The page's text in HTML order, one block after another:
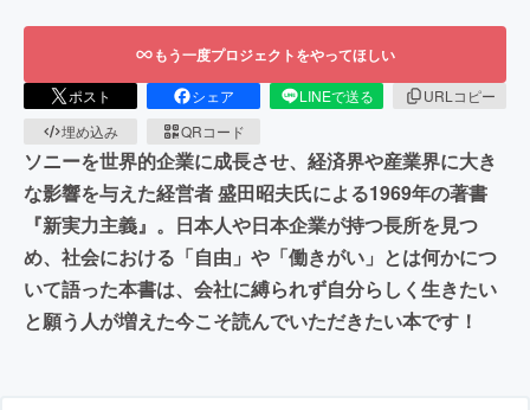
もう一度プロジェクトをやってほしい
ポスト シェア LINEで送る
URLコピー
埋め込み
QRコード
ソニーを世界的企業に成長させ、経済界や産業界に大き
な影響を与えた経営者 盛田昭夫氏による1969年の著書
『新実力主義』。日本人や日本企業が持つ長所を見つ
め、社会における「自由」や「働きがい」とは何かにつ
いて語った本書は、会社に縛られず自分らしく生きたい
と願う人が増えた今こそ読んでいただきたい本です！